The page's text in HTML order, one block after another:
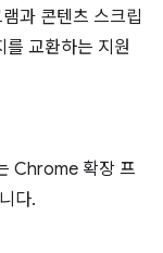
과 콘텐츠 스크립
교환하는 지원
Chrome 확장 프
다.